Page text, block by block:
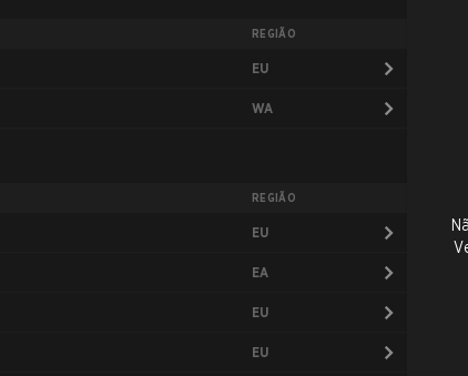
REGIÃO
EU
WA
REGIÃO
EU
EA
EU
EU